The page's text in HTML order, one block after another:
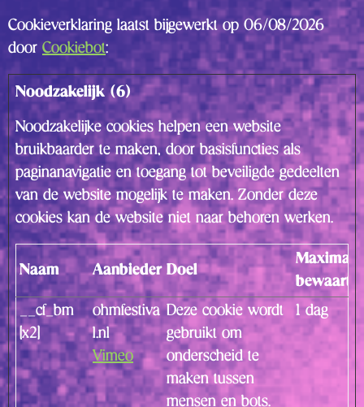
Cookieverklaring laatst bijgewerkt op 06/08/2026
door Cookiebot:
Noodzakelijk (6)
Noodzakelijke cookies helpen een website
bruikbaarder te maken, door basisfuncties als
paginanavigatie en toegang tot beveiligde gedeelten
van de website mogelijk te maken. Zonder deze
cookies kan de website niet naar behoren werken.
Naam Aanbieder Doel
Maximale
__cf_bm
[x2]
ohmfestiva
l.nl
Vimeo
Deze cookie wordt
gebruikt om
onderscheid te
maken tussen
mensen en bots.
1 dag